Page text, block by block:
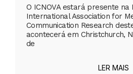
O ICNOVA estará presente na
International Association for
Communication Research
acontecerá em Christchurch,
de
LER MAIS